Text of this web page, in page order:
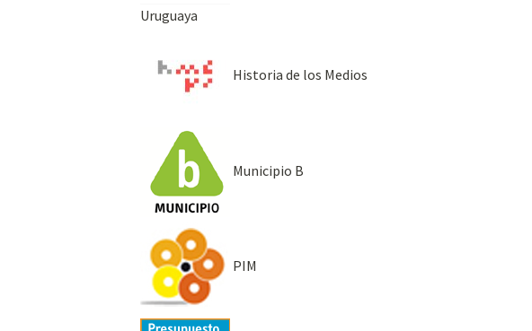
Uruguaya
Historia de los Medios
Municipio B
PIM